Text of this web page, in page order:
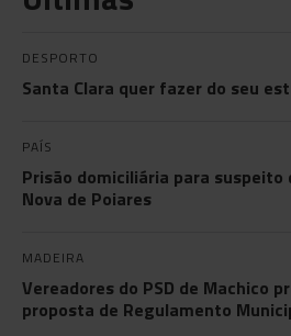
DESPORTO
Santa Clara quer fazer do seu
PAÍS
Prisão domiciliária para
Nova de Poiares
MADEIRA
Vereadores do PSD de Machico
proposta de Regulamento